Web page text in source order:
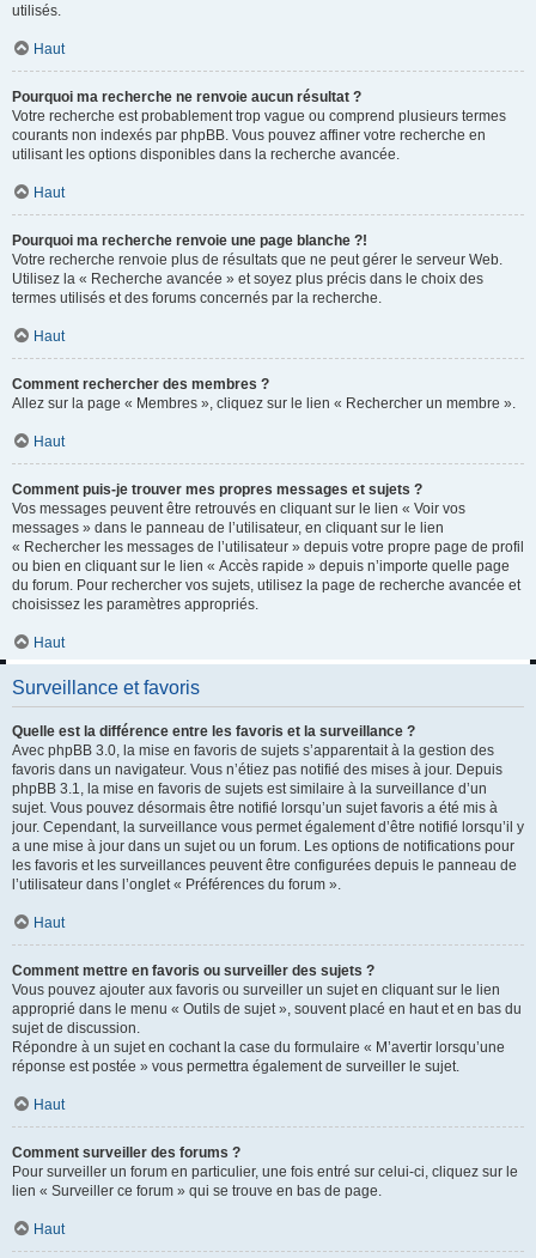
utilisés.
Haut
Pourquoi ma recherche ne renvoie aucun résultat ?
Votre recherche est probablement trop vague ou comprend plusieurs termes
courants non indexés par phpBB. Vous pouvez affiner votre recherche en
utilisant les options disponibles dans la recherche avancée.
Haut
Pourquoi ma recherche renvoie une page blanche ?!
Votre recherche renvoie plus de résultats que ne peut gérer le serveur Web.
Utilisez la « Recherche avancée » et soyez plus précis dans le choix des
termes utilisés et des forums concernés par la recherche.
Haut
Comment rechercher des membres ?
Allez sur la page « Membres », cliquez sur le lien « Rechercher un membre ».
Haut
Comment puis-je trouver mes propres messages et sujets ?
Vos messages peuvent être retrouvés en cliquant sur le lien « Voir vos
messages » dans le panneau de l’utilisateur, en cliquant sur le lien
« Rechercher les messages de l’utilisateur » depuis votre propre page de profil
ou bien en cliquant sur le lien « Accès rapide » depuis n’importe quelle page
du forum. Pour rechercher vos sujets, utilisez la page de recherche avancée et
choisissez les paramètres appropriés.
Haut
Surveillance et favoris
Quelle est la différence entre les favoris et la surveillance ?
Avec phpBB 3.0, la mise en favoris de sujets s’apparentait à la gestion des
favoris dans un navigateur. Vous n’étiez pas notifié des mises à jour. Depuis
phpBB 3.1, la mise en favoris de sujets est similaire à la surveillance d’un
sujet. Vous pouvez désormais être notifié lorsqu’un sujet favoris a été mis à
jour. Cependant, la surveillance vous permet également d’être notifié lorsqu’il y
a une mise à jour dans un sujet ou un forum. Les options de notifications pour
les favoris et les surveillances peuvent être configurées depuis le panneau de
l’utilisateur dans l’onglet « Préférences du forum ».
Haut
Comment mettre en favoris ou surveiller des sujets ?
Vous pouvez ajouter aux favoris ou surveiller un sujet en cliquant sur le lien
approprié dans le menu « Outils de sujet », souvent placé en haut et en bas du
sujet de discussion.
Répondre à un sujet en cochant la case du formulaire « M’avertir lorsqu’une
réponse est postée » vous permettra également de surveiller le sujet.
Haut
Comment surveiller des forums ?
Pour surveiller un forum en particulier, une fois entré sur celui-ci, cliquez sur le
lien « Surveiller ce forum » qui se trouve en bas de page.
Haut